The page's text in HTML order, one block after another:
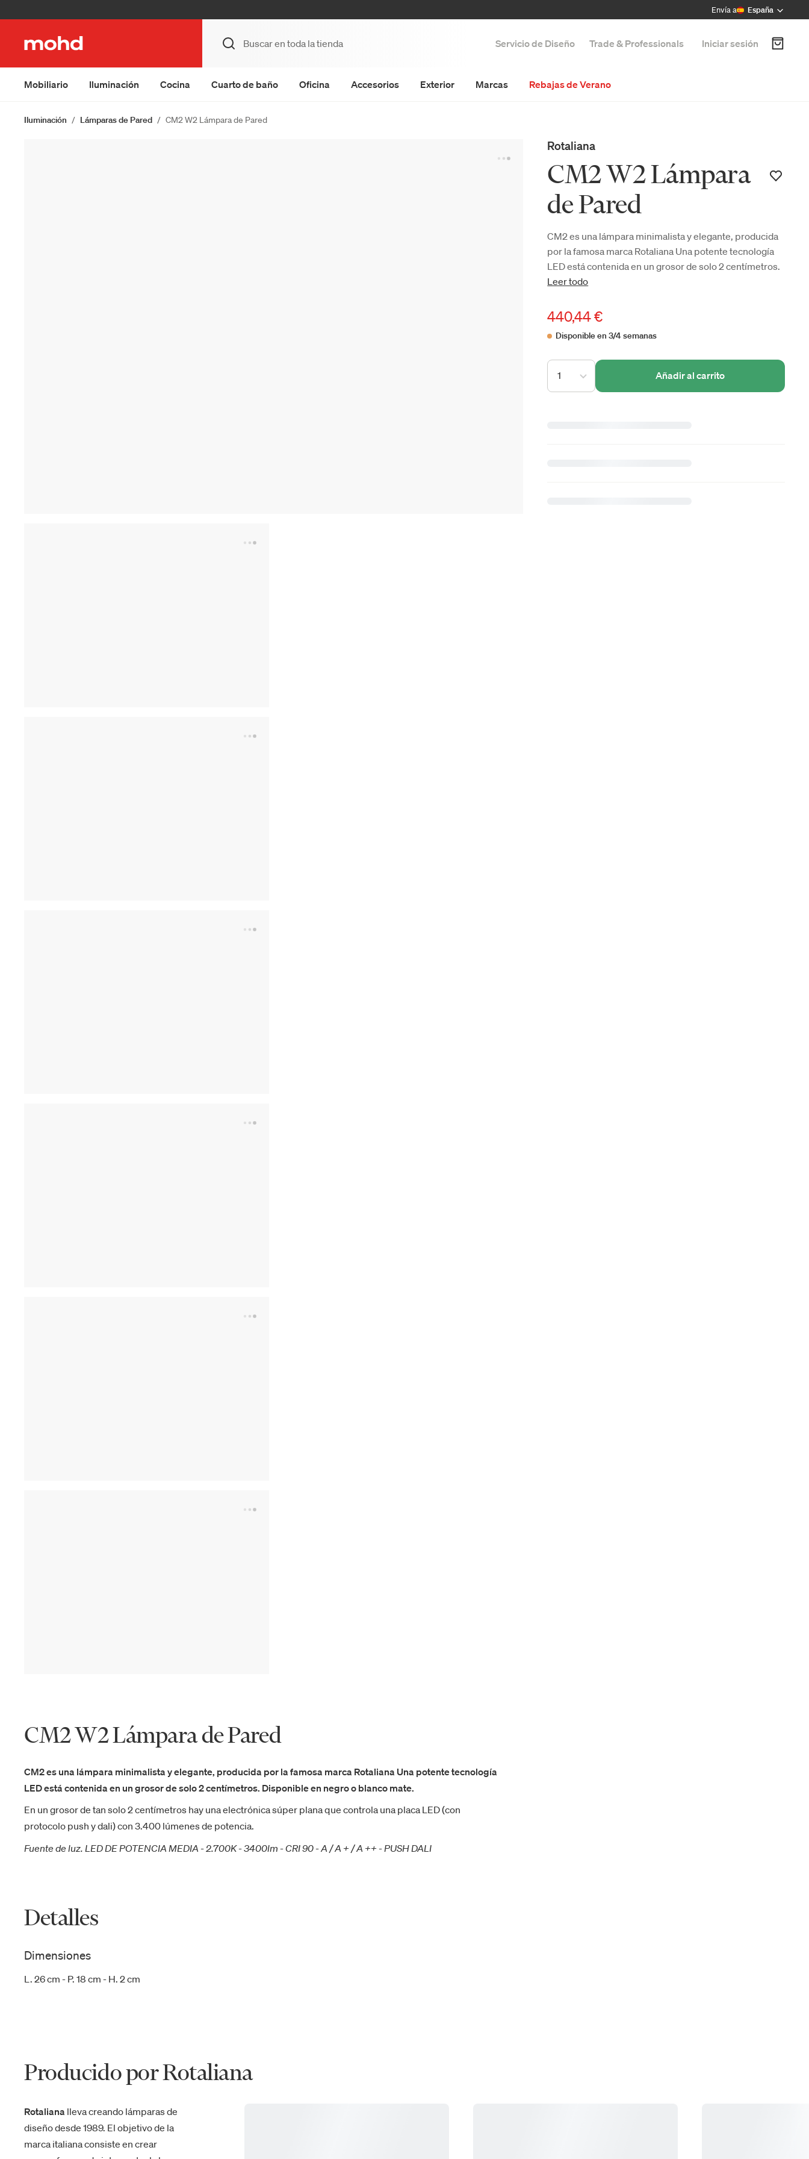
Envía a España
Servicio de Diseño Trade & Professionals Iniciar sesión
Mobiliario Iluminación Cocina Cuarto de baño Oficina Accesorios Exterior Marcas Rebajas de Verano
Iluminación Lámparas de Pared CM2 W2 Lámpara de Pared
Rotaliana
CM2 W2 Lámpara
de Pared
CM2 es una lámpara minimalista y elegante, producida
por la famosa marca Rotaliana Una potente tecnología
LED está contenida en un grosor de solo 2 centímetros.
Leer todo
440,44 €
Disponible en 3/4 semanas
1 Añadir al carrito
CM2 W2 Lámpara de Pared
CM2 es una lámpara minimalista y elegante, producida por la famosa marca Rotaliana Una potente tecnología
LED está contenida en un grosor de solo 2 centímetros. Disponible en negro o blanco mate.
En un grosor de tan solo 2 centímetros hay una electrónica súper plana que controla una placa LED (con
protocolo push y dali) con 3.400 lúmenes de potencia.
Fuente de luz. LED DE POTENCIA MEDIA - 2.700K - 3400lm - CRI 90 - A / A + / A ++ - PUSH DALI
Detalles
Dimensiones
L. 26 cm - P. 18 cm - H. 2 cm
Producido por Rotaliana
Rotaliana lleva creando lámparas de
diseño desde 1989. El objetivo de la
marca italiana consiste en crear